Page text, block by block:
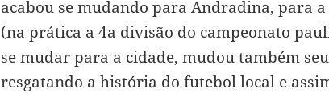
acabou se mudando para Andradina, para
(na prática a 4a divisão do campeonato
se mudar para a cidade, mudou também
resgatando a história do futebol local e